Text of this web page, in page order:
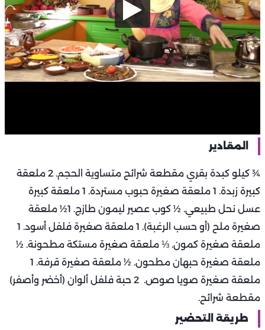
المقادير
¾ كيلو كبدة بقري مقطعة شرائح متساوية الحجم. 2 ملعقة
كبيرة زبدة. 1 ملعقة صغيرة حبوب مستردة. 1 ملعقة كبيرة
عسل نحل طبيعي. ½ كوب عصير ليمون طازج. 1½ ملعقة
صغيرة ملح (أو حسب الرغبة). 1 ملعقة صغيرة فلفل أسود. 1
ملعقة صغيرة كمون. ⅓ ملعقة صغيرة مستكة مطحونة. ½
ملعقة صغيرة حبهان مطحون. ½ ملعقة صغيرة قرفة. 1
ملعقة صغيرة صويا صوص. 2 حبة فلفل ألوان (أخضر وأصفر)
مقطعة شرائح.
طريقة التحضير